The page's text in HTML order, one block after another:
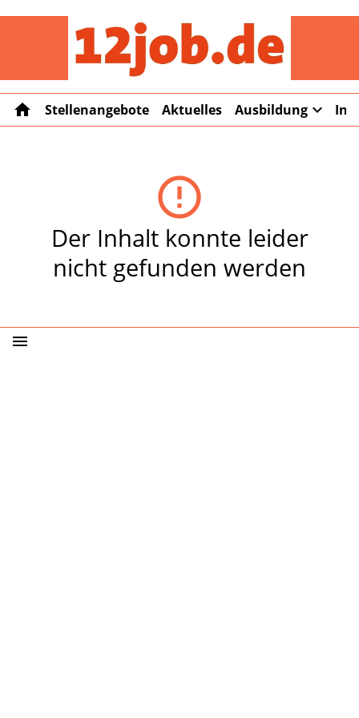
home Stellenangebote Aktuelles Ausbildung expand_more
error_outline
Der Inhalt konnte leider
nicht gefunden werden
menu